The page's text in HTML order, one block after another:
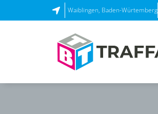
Waiblingen, Baden-Würtemberg